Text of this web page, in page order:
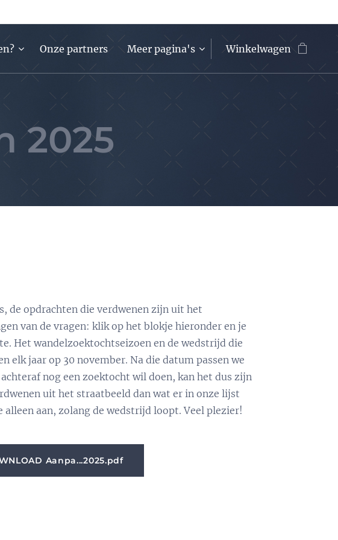
Onze partners Meer pagina's Winkelwagen
2025
de opdrachten die verdwenen zijn uit het
van de vragen: klik op het blokje hieronder en je
Het wandelzoektochtseizoen en de wedstrijd die
elk jaar op 30 november. Na die datum passen we
nog een zoektocht wil doen, kan het dus zijn
uit het straatbeeld dan wat er in onze lijst
alleen aan, zolang de wedstrijd loopt. Veel plezier!
Aanpa...2025.pdf